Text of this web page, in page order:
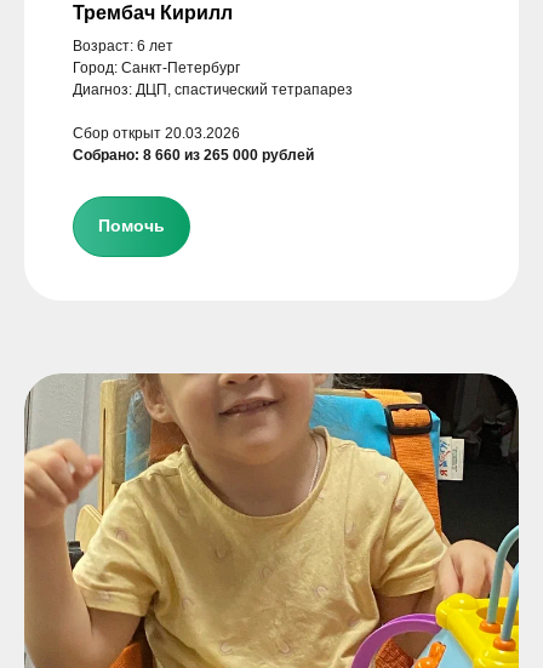
Трембач Кирилл
Возраст: 6 лет
Город: Санкт-Петербург
Диагноз: ДЦП, спастический тетрапарез
Сбор открыт 20.03.2026
Собрано: 8 660 из 265 000 рублей
Помочь